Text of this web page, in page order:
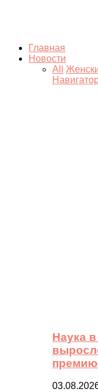
Главная
Новости
All
Наука
премию